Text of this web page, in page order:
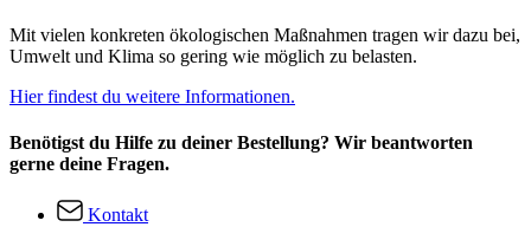
Mit vielen konkreten ökologischen Maßnahmen tragen wir dazu bei,
Umwelt und Klima so gering wie möglich zu belasten.
Hier findest du weitere Informationen.
Benötigst du Hilfe zu deiner Bestellung? Wir beantworten
gerne deine Fragen.
Kontakt